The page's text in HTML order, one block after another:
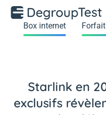
Box internet
Starlink en
exclusifs